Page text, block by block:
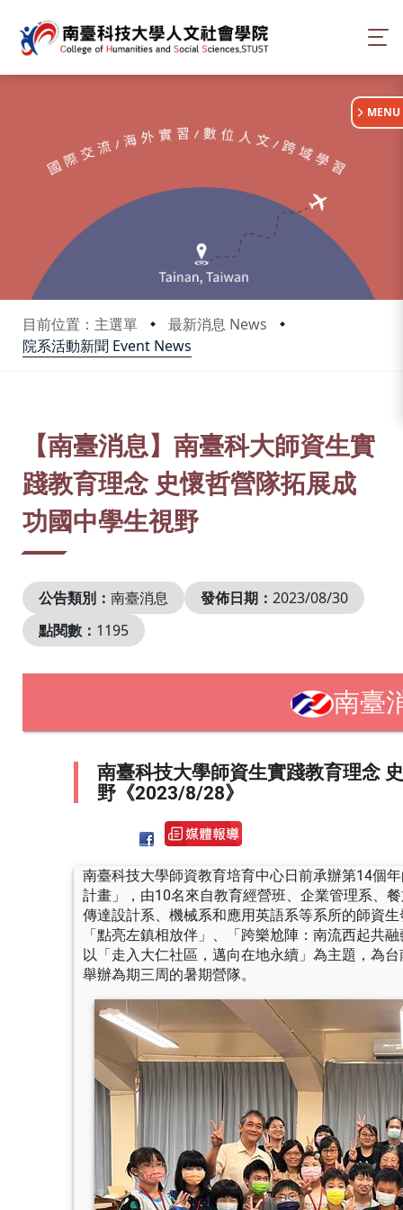
目前位置：主選單
最新消息 News
院系活動新聞 Event News
:::
MENU
【南臺消息】南臺科大師資生實
踐教育理念 史懷哲營隊拓展成
功國中學生視野
公告類別： 南臺消息 發佈日期： 2023/08/30
點閱數： 1195